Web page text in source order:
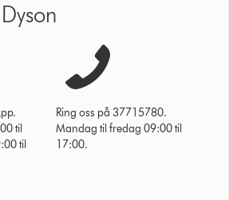
til
til
Ring oss på 37715780.
Mandag til fredag 09:00 til
17:00.